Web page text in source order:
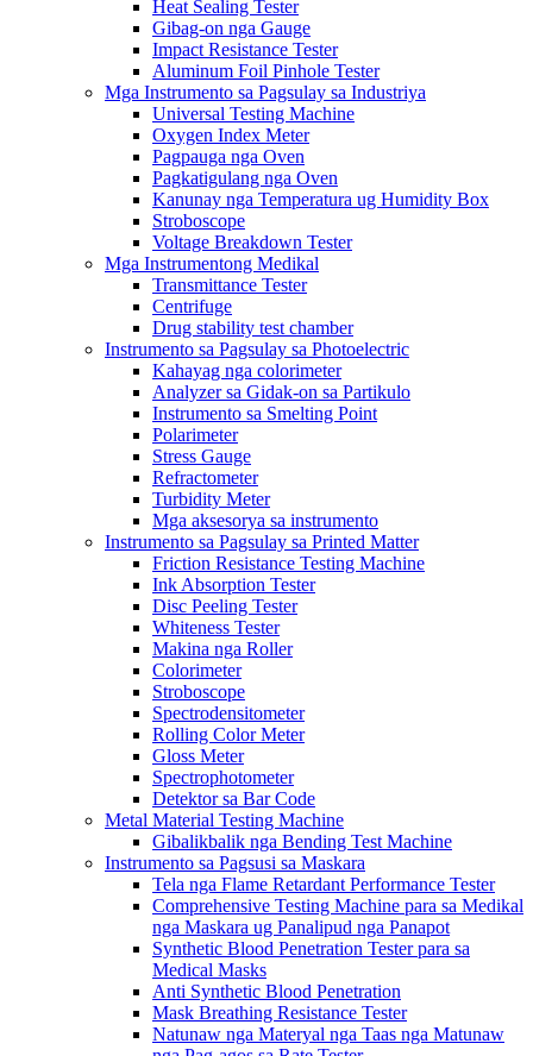
Heat Sealing Tester
Gibag-on nga Gauge
Impact Resistance Tester
Aluminum Foil Pinhole Tester
Mga Instrumento sa Pagsulay sa Industriya
Universal Testing Machine
Oxygen Index Meter
Pagpauga nga Oven
Pagkatigulang nga Oven
Kanunay nga Temperatura ug Humidity Box
Stroboscope
Voltage Breakdown Tester
Mga Instrumentong Medikal
Transmittance Tester
Centrifuge
Drug stability test chamber
Instrumento sa Pagsulay sa Photoelectric
Kahayag nga colorimeter
Analyzer sa Gidak-on sa Partikulo
Instrumento sa Smelting Point
Polarimeter
Stress Gauge
Refractometer
Turbidity Meter
Mga aksesorya sa instrumento
Instrumento sa Pagsulay sa Printed Matter
Friction Resistance Testing Machine
Ink Absorption Tester
Disc Peeling Tester
Whiteness Tester
Makina nga Roller
Colorimeter
Stroboscope
Spectrodensitometer
Rolling Color Meter
Gloss Meter
Spectrophotometer
Detektor sa Bar Code
Metal Material Testing Machine
Gibalikbalik nga Bending Test Machine
Instrumento sa Pagsusi sa Maskara
Tela nga Flame Retardant Performance Tester
Comprehensive Testing Machine para sa Medikal
nga Maskara ug Panalipud nga Panapot
Synthetic Blood Penetration Tester para sa
Medical Masks
Anti Synthetic Blood Penetration
Mask Breathing Resistance Tester
Natunaw nga Materyal nga Taas nga Matunaw